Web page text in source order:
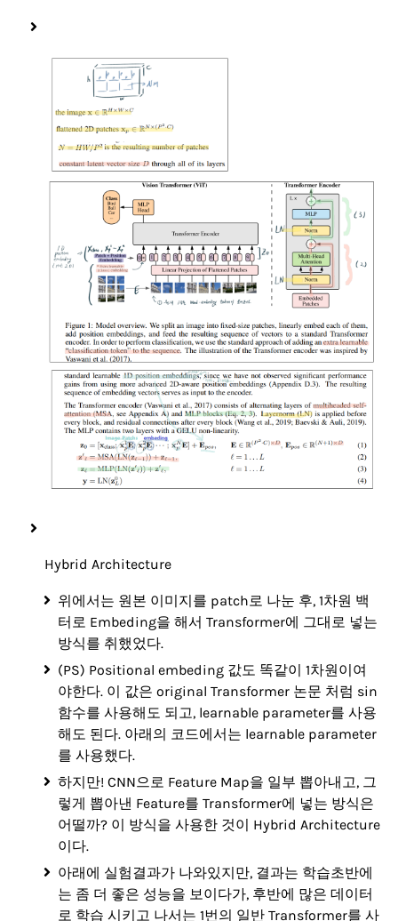
Hybrid Architecture
위에서는 원본 이미지를 patch로 나눈 후, 1차원 백
터로 Embeding을 해서 Transformer에 그대로 넣는
방식를 취했었다.
(PS) Positional embeding 값도 똑같이 1차원이여
야한다. 이 값은 original Transformer 논문 처럼 sin
함수를 사용해도 되고, learnable parameter를 사용
해도 된다. 아래의 코드에서는 learnable parameter
를 사용했다.
하지만! CNN으로 Feature Map을 일부 뽑아내고, 그
렇게 뽑아낸 Feature를 Transformer에 넣는 방식은
어떨까? 이 방식을 사용한 것이 Hybrid Architecture
이다.
아래에 실험결과가 나와있지만, 결과는 학습초반에
는 좀 더 좋은 성능을 보이다가, 후반에 많은 데이터
로 학습 시키고 나서는 1번의 일반 Transformer를 사